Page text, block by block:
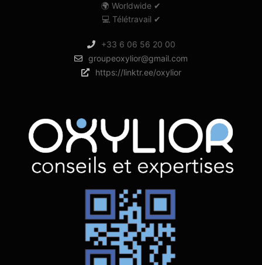
🌍 Worldwide ✔
💻 Télétravail ✔
+33 6 06 56 20 00
groupeoxylior@gmail.com
https://linktr.ee/oxylior